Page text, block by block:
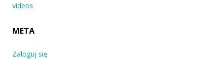
videos
META
Zaloguj się